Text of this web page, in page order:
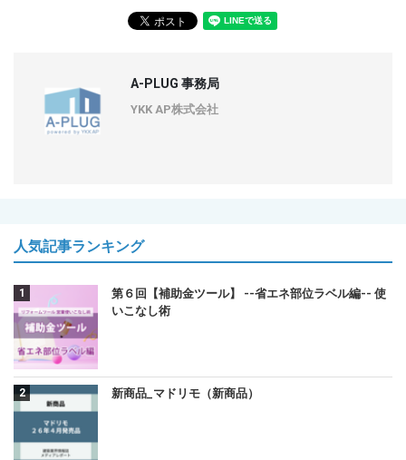
A-PLUG 事務局
YKK AP株式会社
人気記事ランキング
第６回【補助金ツール】 --省エネ部位ラベル編-- 使
いこなし術
新商品_マドリモ（新商品）